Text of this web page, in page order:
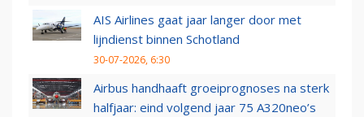
AIS Airlines gaat jaar langer door met
lijndienst binnen Schotland
30-07-2026, 6:30
Airbus handhaaft groeiprognoses na sterk
halfjaar: eind volgend jaar 75 A320neo’s